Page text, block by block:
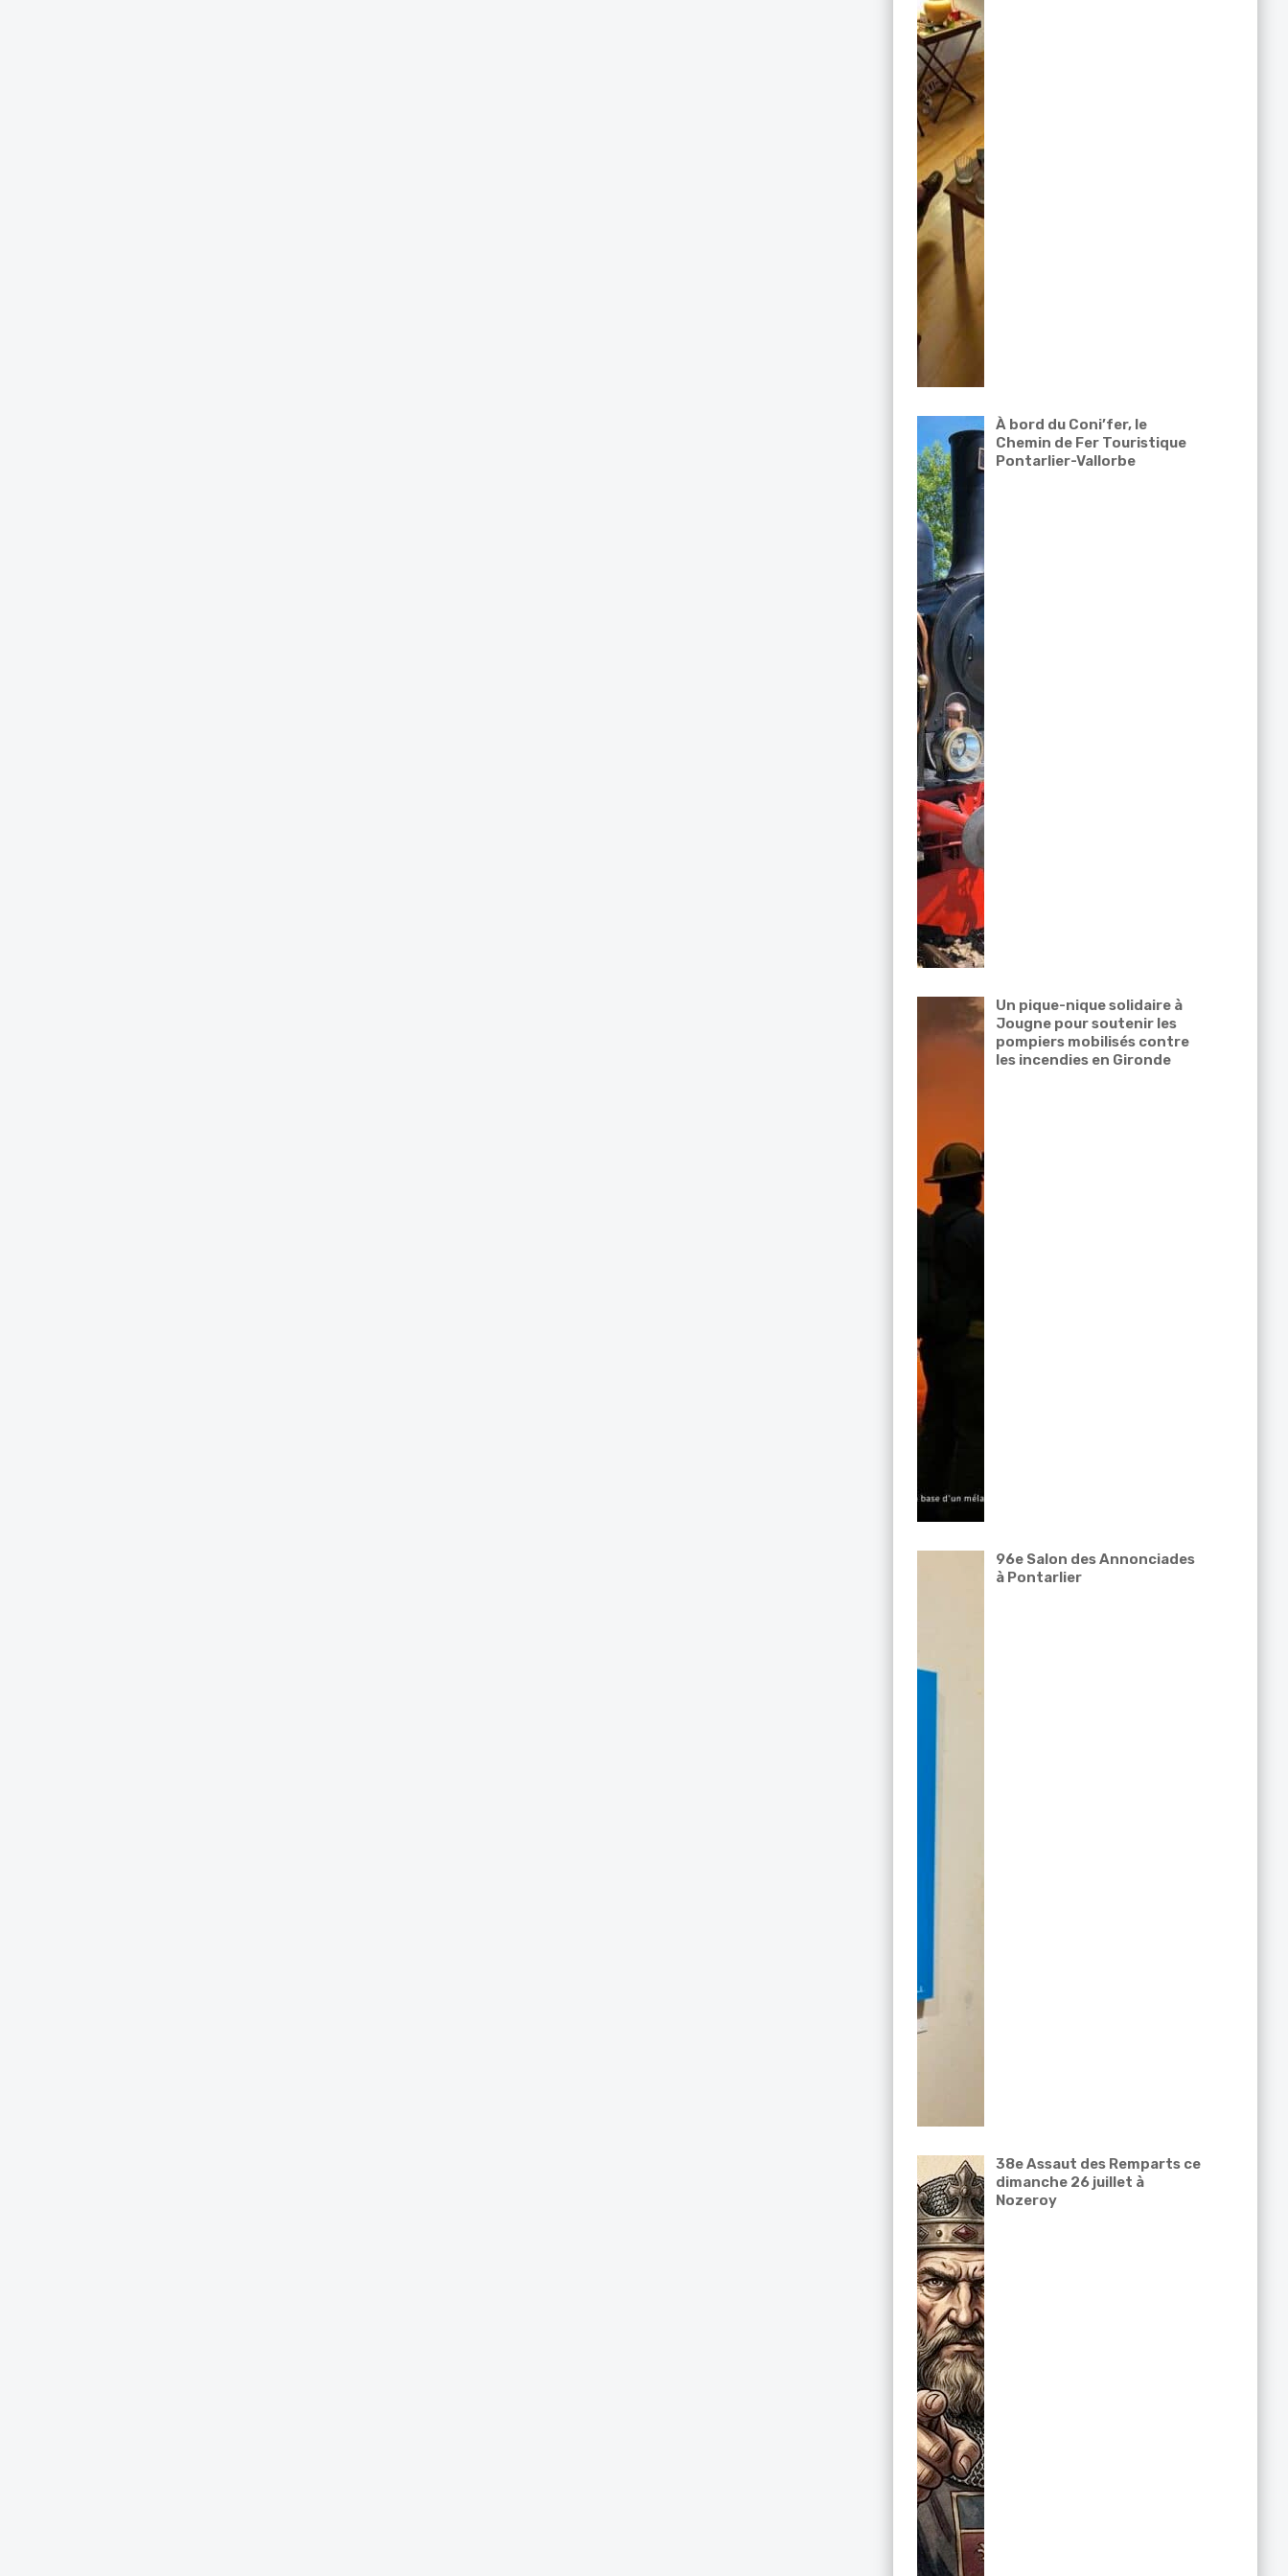
À bord du Coni’fer, le
Chemin de Fer Touristique
Pontarlier-Vallorbe
Un pique-nique solidaire à
Jougne pour soutenir les
pompiers mobilisés contre
les incendies en Gironde
96e Salon des Annonciades
à Pontarlier
38e Assaut des Remparts ce
dimanche 26 juillet à
Nozeroy